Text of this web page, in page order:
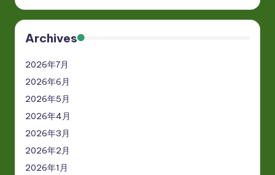
Archives
2026年7月
2026年6月
2026年5月
2026年4月
2026年3月
2026年2月
2026年1月